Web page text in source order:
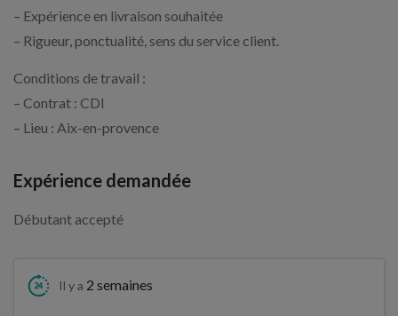
– Expérience en livraison souhaitée
– Rigueur, ponctualité, sens du service client.
Conditions de travail :
– Contrat : CDI
– Lieu : Aix-en-provence
Expérience demandée
Débutant accepté
Il y a 2 semaines